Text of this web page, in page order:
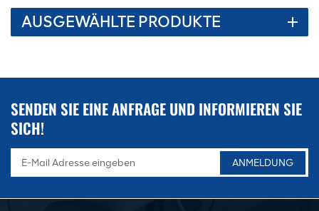
AUSGEWÄHLTE PRODUKTE
SENDEN SIE EINE ANFRAGE UND INFORMIEREN SIE
SICH!